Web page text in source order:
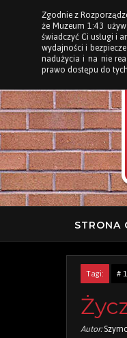
STRONA
STRONA
Tagi: #
Autor:
Zgodnie z
że Muzeum 1:43
świadczyć Ci usługi i
wydajności i
nadużycia i na nie
prawo dostępu do